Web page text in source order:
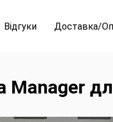
Відгуки Доставка/
Manager